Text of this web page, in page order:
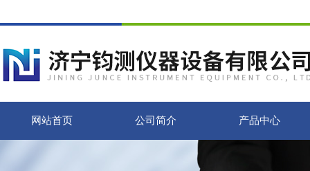
网站首页 公司简介 产品中心